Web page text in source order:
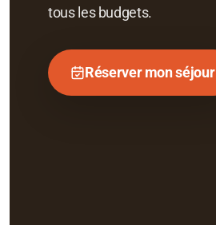
tous les budgets.
Réserver mon séjour